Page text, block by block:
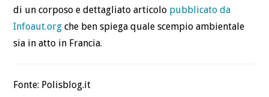
di un corposo e dettagliato articolo pubblicato da
Infoaut.org che ben spiega quale scempio ambientale
sia in atto in Francia.
Fonte: Polisblog.it